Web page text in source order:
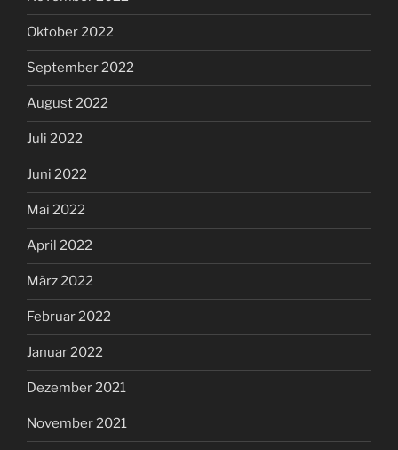
Oktober 2022
September 2022
August 2022
Juli 2022
Juni 2022
Mai 2022
April 2022
März 2022
Februar 2022
Januar 2022
Dezember 2021
November 2021